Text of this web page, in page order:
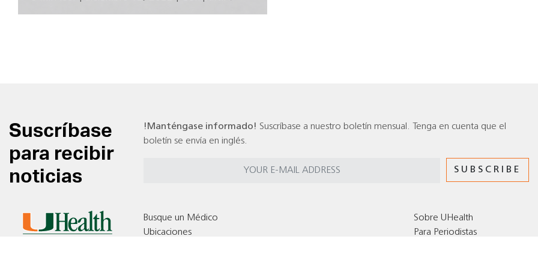
Suscríbase
para recibir
noticias
!Manténgase informado! Suscríbase a nuestro boletín mensual. Tenga en cuenta que el
boletín se envía en inglés.
Busque un Médico
Ubicaciones
Sobre UHealth
Para Periodistas